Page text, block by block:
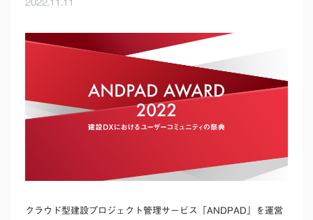
2022.11.11
クラウド型建設プロジェクト管理サービス「ANDPAD」を運営